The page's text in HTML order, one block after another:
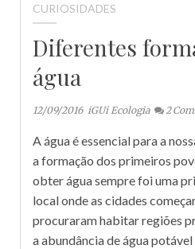
CURIOSIDADES
Diferentes
água
12/09/2016 iGUi Ecologia 2
A água é essencial para a
a formação dos primeiros
obter água sempre foi uma
local onde as cidades
procuraram habitar regiões
a abundância de água